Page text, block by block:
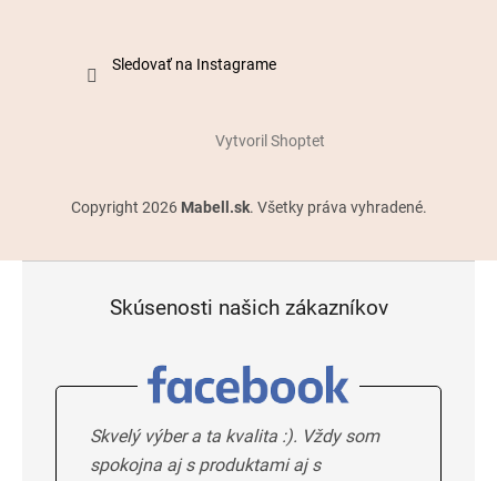
Sledovať na Instagrame
Vytvoril Shoptet
Copyright 2026 Mabell.sk. Všetky práva vyhradené.
Skúsenosti našich zákazníkov
Skvelý výber a ta kvalita :). Vždy som
spokojna aj s produktami aj s